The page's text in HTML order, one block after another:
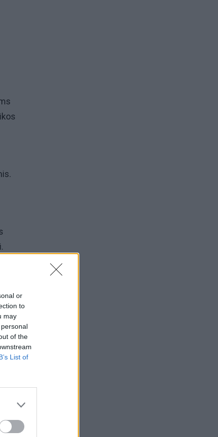
or
to
may
of the
List of